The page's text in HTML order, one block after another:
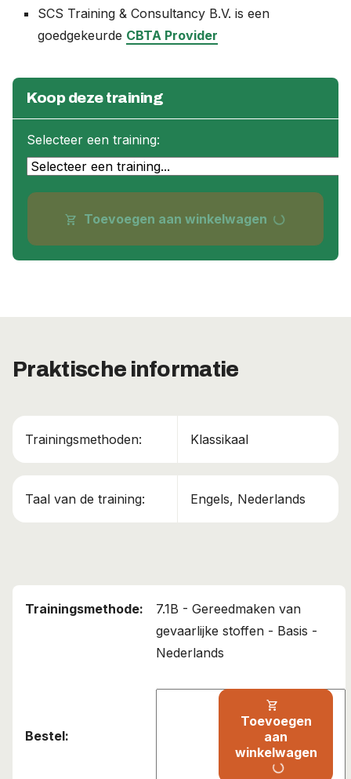
SCS Training & Consultancy B.V. is een
goedgekeurde CBTA Provider
Koop deze training
Selecteer een training:
shopping_cart Toevoegen aan winkelwagen progress_activity
Praktische informatie
Trainingsmethoden: Klassikaal
Taal van de training: Engels, Nederlands
7.1B - Gereedmaken van
gevaarlijke stoffen - Basis -
Nederlands
shopping_cart
Toevoegen
aan
winkelwagen
progress_activity